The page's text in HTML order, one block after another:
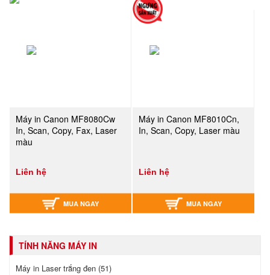
Máy in Canon MF8080Cw
In, Scan, Copy, Fax, Laser
màu
Liên hệ
MUA NGAY
Máy in Canon MF8010Cn,
In, Scan, Copy, Laser màu
Liên hệ
MUA NGAY
TÍNH NĂNG MÁY IN
Máy in Laser trắng đen (51)